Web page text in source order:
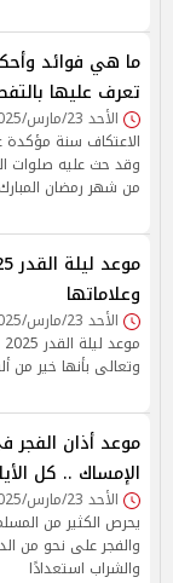
ما هي فوائد
تعرف عليها
الأحد 23/مارس/2025 - 08:29 م
الاعتكاف سنة مؤكدة
وقد حث عليه صلوات
من شهر رمضان المبارك
وعلاماتها
الأحد 23/مارس/2025 - 07:48 م
وتعالى بأنها خير من
الإمساك .. كل
الأحد 23/مارس/2025 - 06:35 م
يحرص الكثير من
والفجر على نحو من
والشراب استعدادًا